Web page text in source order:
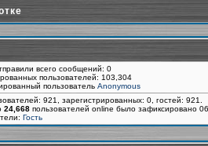
всего сообщений: 0
пользователей: 103,304
пользователь Anonymous
921, зарегистрированных: 0, гостей:
24,668 пользователей online было зафиксировано
Гость